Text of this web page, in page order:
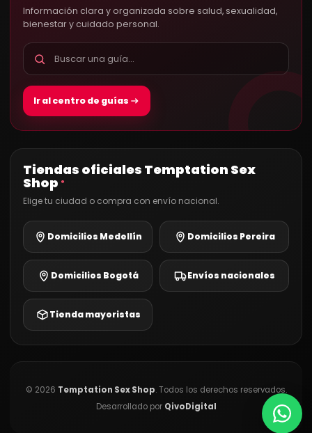
Información clara y organizada sobre salud, sexualidad,
bienestar y cuidado personal.
Ir al centro de guías
Tiendas oficiales Temptation Sex
Shop ®
Elige tu ciudad o compra con envío nacional.
Domicilios Medellín Domicilios Pereira
Domicilios Bogotá Envíos nacionales
Tienda mayoristas
© 2026 Temptation Sex Shop. Todos los derechos reservados.
Desarrollado por QivoDigital